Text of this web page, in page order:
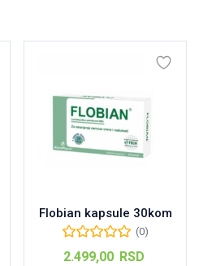
Flobian kapsule 30kom
(0)
2.499,00 RSD